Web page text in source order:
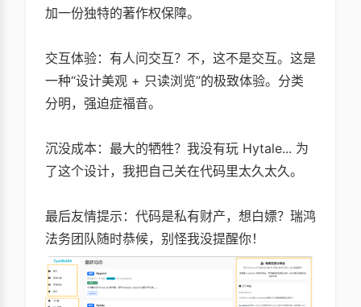
加一份独特的著作权保障。
交互体验：有人问交互？不，这不是交互。这是
一种“设计美观 + 只读浏览”的极致体验。分类
分明，强迫症福音。
沉没成本：最大的牺牲？我没有玩 Hytale... 为
了这个设计，我把自己关在代码里太久太久。
最后友情提示：代码是私有财产，想白嫖？瑞鸿
法务团队随时恭候，别怪我没提醒你！